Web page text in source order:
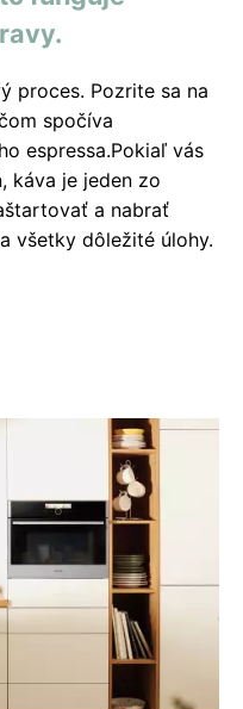
proces. Pozrite sa na
spočíva
espressa.Pokiaľ vás
káva je jeden zo
a nabrať
všetky dôležité úlohy.